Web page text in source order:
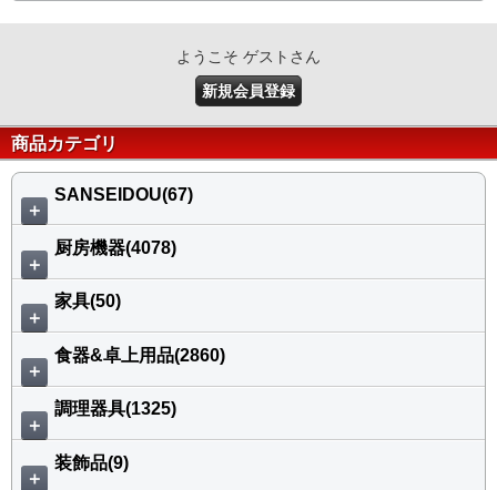
ようこそ ゲストさん
新規会員登録
商品カテゴリ
＋
SANSEIDOU(67)
＋
厨房機器(4078)
＋
家具(50)
＋
食器&卓上用品(2860)
＋
調理器具(1325)
＋
装飾品(9)